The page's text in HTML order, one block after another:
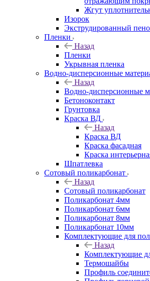
Жгут
Изорок
Экструдированный
Пленки
Назад
Пленки
Укрывная пленка
Водно-дисперсионные
Назад
Водно-дисперсионные
Бетоноконтакт
Грунтовка
Краска ВД
Назад
Краска ВД
Краска фасадная
Краска
Шпатлевка
Сотовый поликарбонат
Назад
Сотовый поликарбонат
Поликарбонат 4мм
Поликарбонат 6мм
Поликарбонат 8мм
Поликарбонат 10мм
Комплектующие для
Назад
Комплектующие
Термошайбы
Профиль